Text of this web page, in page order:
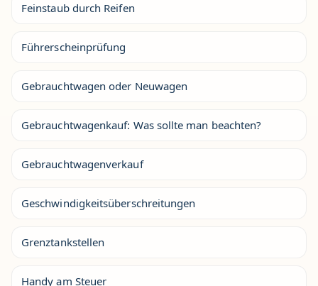
Feinstaub durch Reifen
Führerscheinprüfung
Gebrauchtwagen oder Neuwagen
Gebrauchtwagenkauf: Was sollte man beachten?
Gebrauchtwagenverkauf
Geschwindigkeitsüberschreitungen
Grenztankstellen
Handy am Steuer